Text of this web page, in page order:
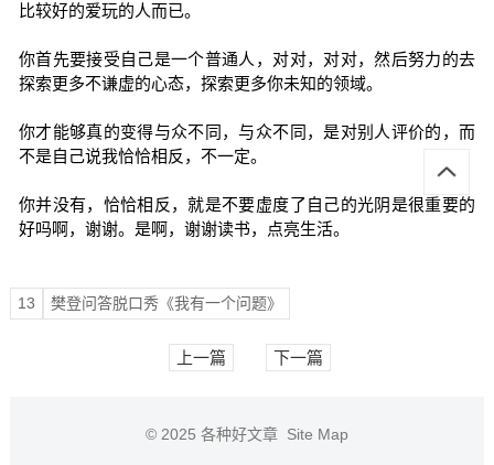
比较好的爱玩的人而已。
你首先要接受自己是一个普通人，对对，对对，然后努力的去
探索更多不谦虚的心态，探索更多你未知的领域。
你才能够真的变得与众不同，与众不同，是对别人评价的，而
不是自己说我恰恰相反，不一定。
你并没有，恰恰相反，就是不要虚度了自己的光阴是很重要的
好吗啊，谢谢。是啊，谢谢读书，点亮生活。
13 樊登问答脱口秀《我有一个问题》
上一篇 下一篇
© 2025 各种好文章 Site Map